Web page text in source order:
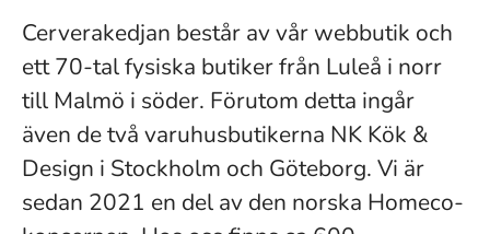
Cerverakedjan består av vår webbutik och
ett 70-tal fysiska butiker från Luleå i norr
till Malmö i söder. Förutom detta ingår
även de två varuhusbutikerna NK Kök &
Design i Stockholm och Göteborg. Vi är
sedan 2021 en del av den norska Homeco-